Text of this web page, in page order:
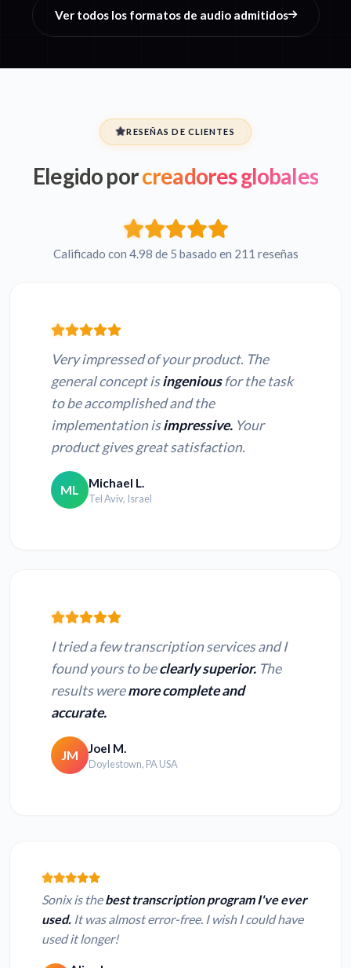
Ver todos los formatos de audio admitidos
RESEÑAS DE CLIENTES
Elegido porcreadores globales
Calificado con 4.98 de 5 basado en 211 reseñas
Very impressed of your product. The
general concept isingeniousfor the task
to be accomplished and the
implementation isimpressive. Your
product gives great satisfaction.
ML Michael L.
Tel Aviv, Israel
I tried a few transcription services and I
found yours to beclearly superior. The
results weremore complete and
accurate.
JM Joel M.
Doylestown, PA USA
Sonix is thebest transcription program I've ever
used. It was almost error-free. I wish I could have
used it longer!